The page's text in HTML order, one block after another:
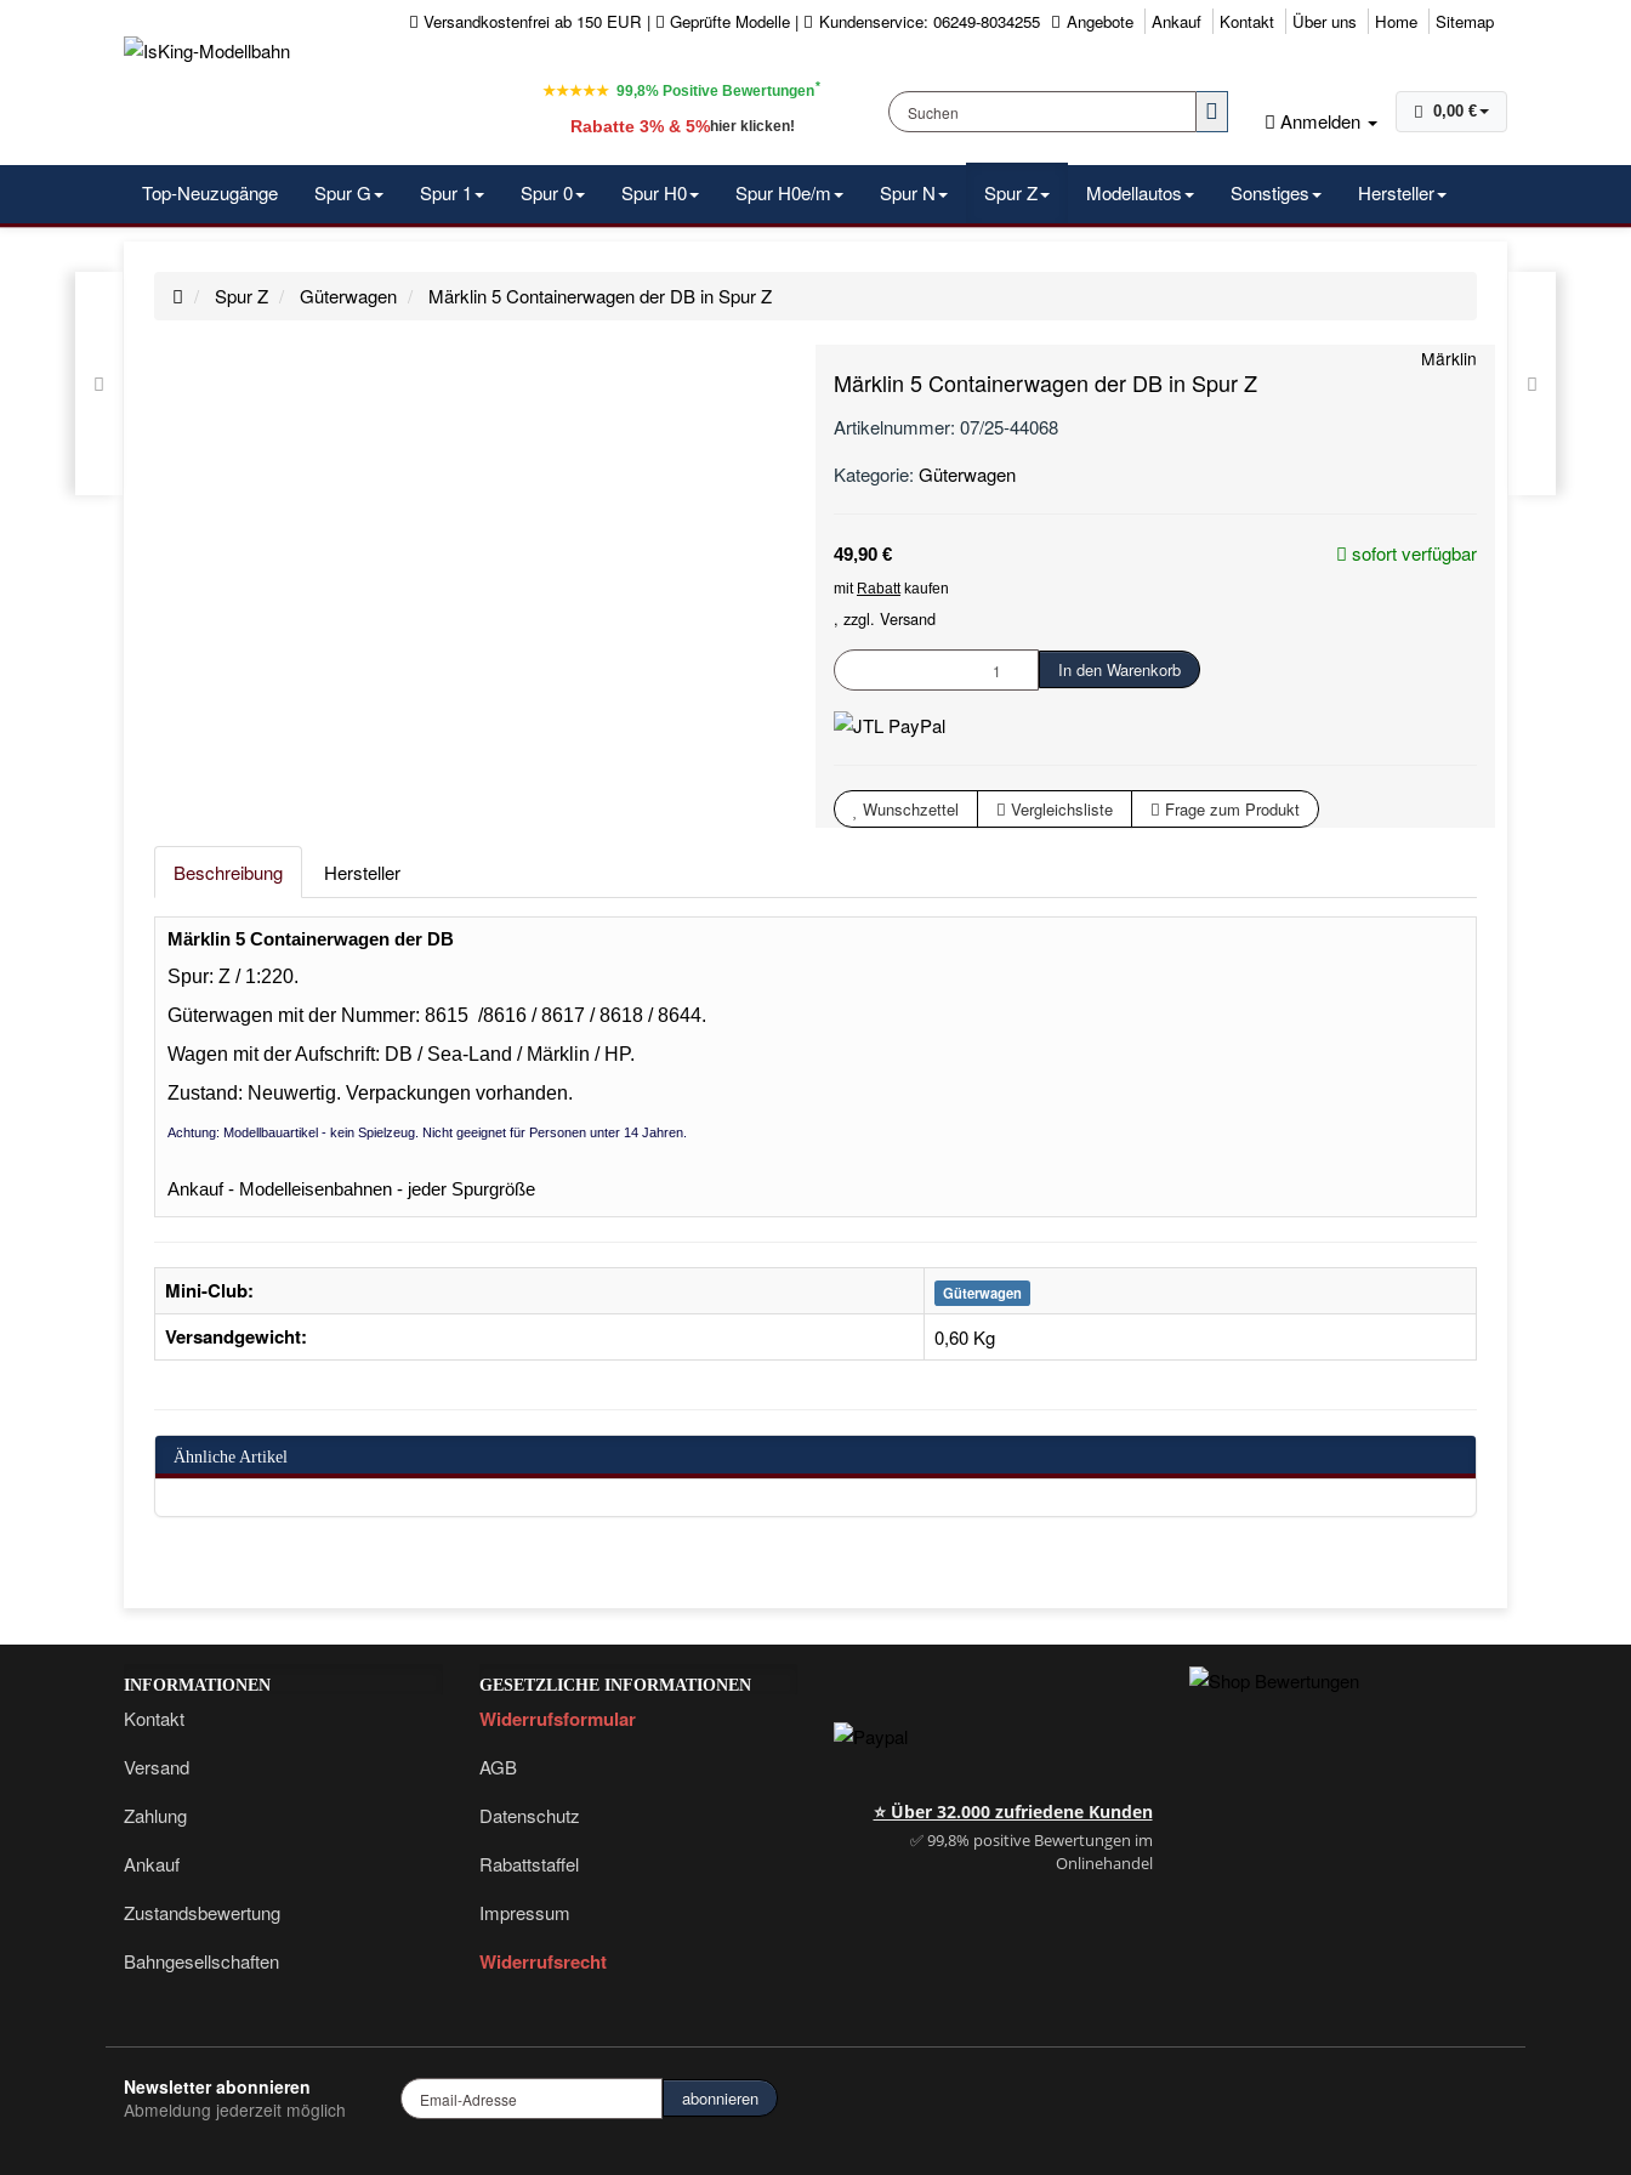
Versandkostenfrei ab 150 EUR | Geprüfte Modelle | Kundenservice: 06249-8034255 Angebote Ankauf Kontakt Über uns Home Sitemap
★★★★★ 99,8% Positive Bewertungen*
Rabatte 3% & 5%hier klicken! Anmelden 0,00 €
Top-Neuzugänge Spur G Spur 1 Spur 0 Spur H0 Spur H0e/m Spur N Spur Z Modellautos Sonstiges Hersteller
Spur Z Güterwagen Märklin 5 Containerwagen der DB in Spur Z
Märklin
Märklin 5 Containerwagen der DB in Spur Z
Artikelnummer: 07/25-44068
Kategorie: Güterwagen
49,90 €
mit Rabattkaufen
, zzgl. Versand
sofort verfügbar
In den Warenkorb
Wunschzettel Vergleichsliste Frage zum Produkt
Beschreibung Hersteller
Märklin 5 Containerwagen der DB
Spur: Z / 1:220.
Güterwagen mit der Nummer: 8615 /8616 / 8617 / 8618 / 8644.
Wagen mit der Aufschrift: DB / Sea-Land / Märklin / HP.
Zustand: Neuwertig. Verpackungen vorhanden.
Achtung: Modellbauartikel - kein Spielzeug. Nicht geeignet für Personen unter 14 Jahren.
Ankauf - Modelleisenbahnen - jeder Spurgröße
Mini-Club: Güterwagen
Versandgewicht: 0,60 Kg
Ähnliche Artikel
INFORMATIONEN
Kontakt
Versand
Zahlung
Ankauf
Zustandsbewertung
Bahngesellschaften
GESETZLICHE INFORMATIONEN
Widerrufsformular
AGB
Datenschutz
Rabattstaffel
Impressum
Widerrufsrecht
⭐ Über 32.000 zufriedene Kunden
✅ 99,8% positive Bewertungen im
Onlinehandel
Newsletter abonnieren
Abmeldung jederzeit möglich
Email-
Adresse
abonnieren